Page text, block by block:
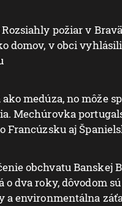
Rozsiahly požiar v
domov, v obci
medúza, no môže
Mechúrovka
Francúzsku aj
obchvatu Banskej
o dva roky, dôvodom
a environmentálna